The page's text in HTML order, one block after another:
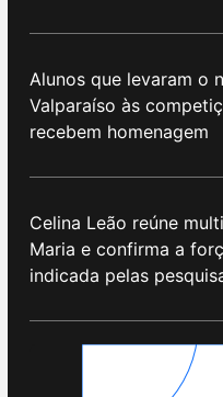
Alunos que levaram o
Valparaíso às
recebem homenagem
Celina Leão reúne
Maria e confirma a
indicada pelas